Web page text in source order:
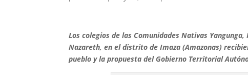
Los colegios de las Comunidades Nativas
Nazareth, en el distrito de Imaza (Amazonas)
pueblo y la propuesta del Gobierno Territorial